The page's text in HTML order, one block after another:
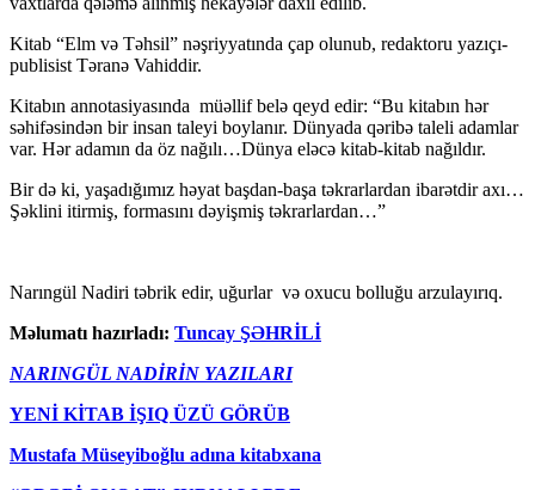
Kitab “Elm və Təhsil” nəşriyyatında çap olunub, redaktoru yazıçı-
publisist Təranə Vahiddir.
Kitabın annotasiyasında müəllif belə qeyd edir: “Bu kitabın hər
səhifəsindən bir insan taleyi boylanır. Dünyada qəribə taleli adamlar
var. Hər adamın da öz nağılı…Dünya eləcə kitab-kitab nağıldır.
Bir də ki, yaşadığımız həyat başdan-başa təkrarlardan ibarətdir axı…
Şəklini itirmiş, formasını dəyişmiş təkrarlardan…”
Narıngül Nadiri təbrik edir, uğurlar və oxucu bolluğu arzulayırıq.
Məlumatı hazırladı: Tuncay ŞƏHRİLİ
NARINGÜL NADİRİN YAZILARI
YENİ KİTAB İŞIQ ÜZÜ GÖRÜB
Mustafa Müseyiboğlu adına kitabxana